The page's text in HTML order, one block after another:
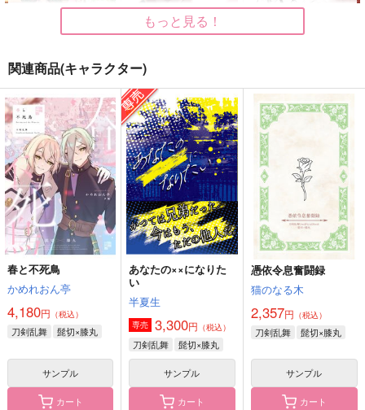
黒王国物語ボイスドラ
マ第２巻
NijiiroMix.
1,210円（税込）
サンプル
作品詳細
豚剣乱舞十四 最終決
戦編八
天気雪
787円（税込）
三日月宗近
サンプル
作品詳細
ミカイナマカイ
BBC
1,100 （税込）
浦飯幽助
サンプル
作品詳細
もっと見る！
関連商品(キャラクター)
春と不死鳥
かめれおん亭
4,180円 （税込）
刀剣乱舞 髭切×膝丸
サンプル
カート
あなたの××になりた
い
半夏生
専売 3,300円 （税込）
刀剣乱舞 髭切×膝丸
サンプル
カート
憑依令息奮闘録
猫のなる木
2,357円 （税込）
刀剣乱舞 髭切×膝丸
サンプル
カート